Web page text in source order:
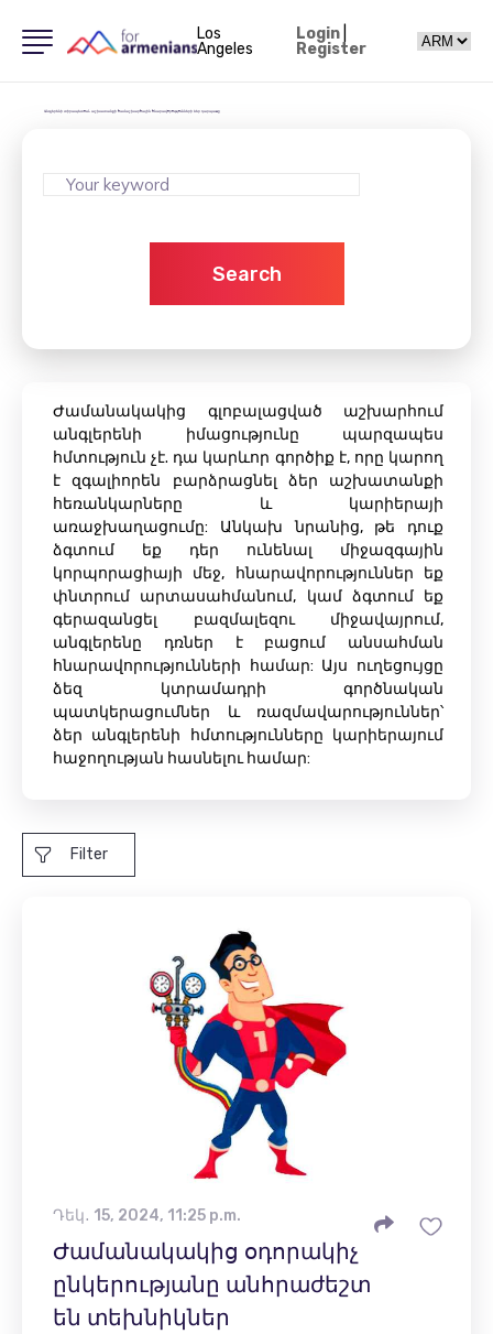
Los
Angeles
Login|
Register
Անգլերենի տիրապետում. աշխատանքի համաշխարհային հնարավորությունների ձեր դարպասը
Search
Ժամանակակից գլոբալացված աշխարհում
անգլերենի իմացությունը պարզապես
հմտություն չէ. դա կարևոր գործիք է, որը կարող
է զգալիորեն բարձրացնել ձեր աշխատանքի
հեռանկարները և կարիերայի
առաջխաղացումը: Անկախ նրանից, թե դուք
ձգտում եք դեր ունենալ միջազգային
կորպորացիայի մեջ, հնարավորություններ եք
փնտրում արտասահմանում, կամ ձգտում եք
գերազանցել բազմալեզու միջավայրում,
անգլերենը դռներ է բացում անսահման
հնարավորությունների համար: Այս ուղեցույցը
ձեզ կտրամադրի գործնական
պատկերացումներ և ռազմավարություններ՝
ձեր անգլերենի հմտությունները կարիերայում
հաջողության հասնելու համար:
Filter
Դեկ․ 15, 2024, 11:25 p.m.
Ժամանակակից օդորակիչ
ընկերությանը անհրաժեշտ
են տեխնիկներ